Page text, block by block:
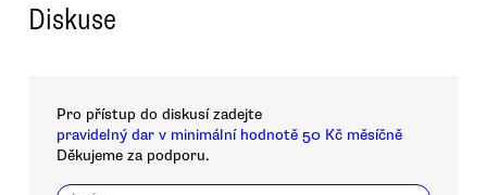
Diskuse
Pro přístup do diskusí zadejte
pravidelný dar v minimální hodnotě 50 Kč měsíčně
Děkujeme za podporu.